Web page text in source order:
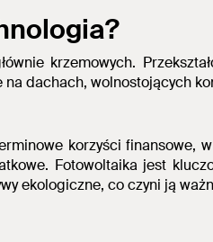
krzemowych.
na dachach, wolnostojących
korzyści
Fotowoltaika jest
ekologiczne, coczyni ją